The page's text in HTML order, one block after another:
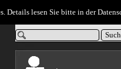
Details lesen Sie bitte in der